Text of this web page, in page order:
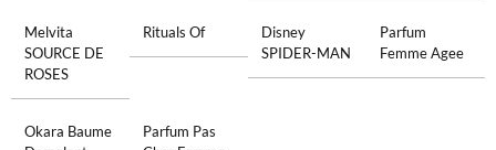
Melvita
SOURCE DE
ROSES
Rituals Of
Disney
SPIDER-MAN
Parfum
Femme Agee
Okara Baume
Parfum Pas